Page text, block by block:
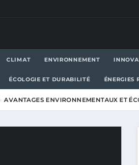
CLIMAT ENVIRONNEMENT
ÉCOLOGIE ET DURABILITÉ ÉNERGIES
AVANTAGES ENVIRONNEMENTAUX ET